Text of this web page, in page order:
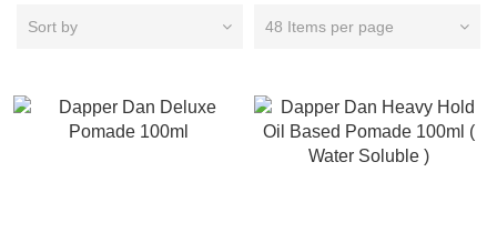
Sort by 48 Items per page